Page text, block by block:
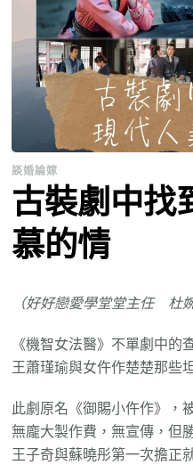
談婚論嫁
古裝劇中找
慕的情
（好好戀愛學堂堂主任 杜
《機智女法醫》不單劇中的
王蕭瑾瑜與女仵作楚楚那些
此劇原名《御賜小仵作》，
無龐大製作費，無宣傳，但
王子奇與蘇曉彤第一次擔正